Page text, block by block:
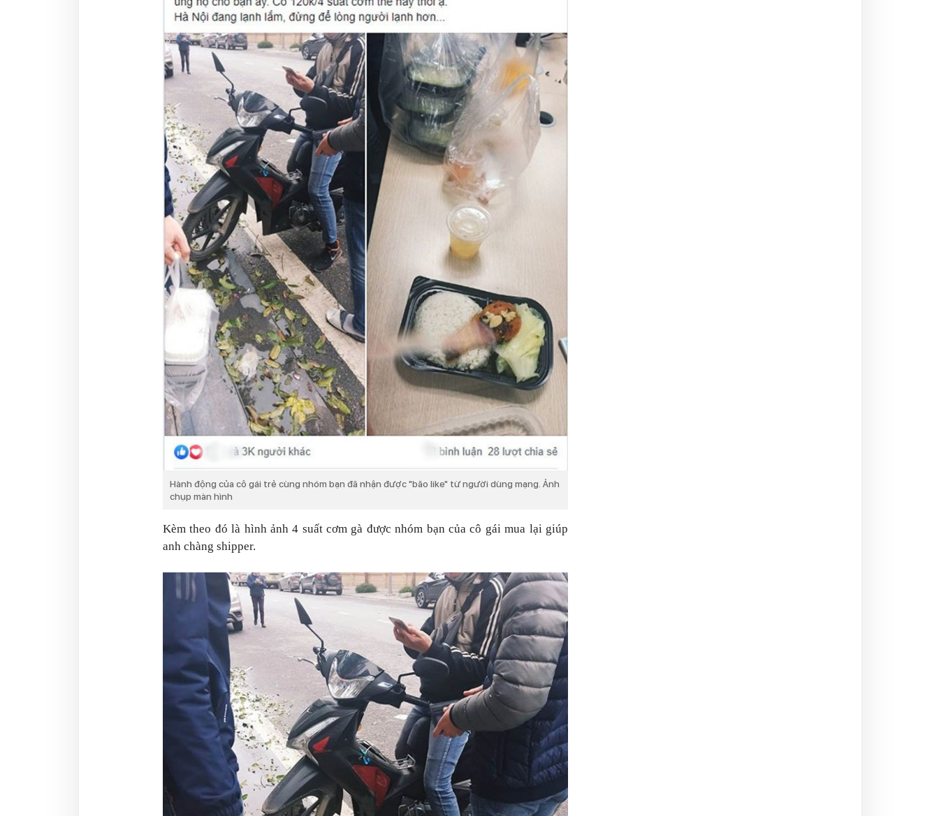
Hành động của cô gái trẻ cùng nhóm bạn đã nhận được "bão like" từ người dùng mạng. Ảnh
chụp màn hình
Kèm theo đó là hình ảnh 4 suất cơm gà được nhóm bạn của cô gái mua lại giúp
anh chàng shipper.